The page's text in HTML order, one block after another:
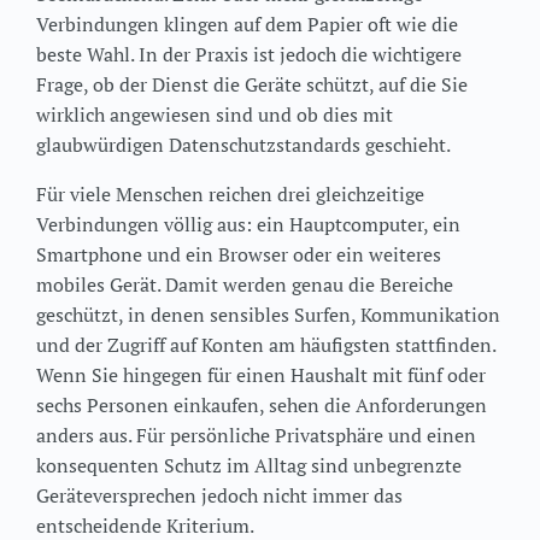
Verbindungen klingen auf dem Papier oft wie die
beste Wahl. In der Praxis ist jedoch die wichtigere
Frage, ob der Dienst die Geräte schützt, auf die Sie
wirklich angewiesen sind und ob dies mit
glaubwürdigen Datenschutzstandards geschieht.
Für viele Menschen reichen drei gleichzeitige
Verbindungen völlig aus: ein Hauptcomputer, ein
Smartphone und ein Browser oder ein weiteres
mobiles Gerät. Damit werden genau die Bereiche
geschützt, in denen sensibles Surfen, Kommunikation
und der Zugriff auf Konten am häufigsten stattfinden.
Wenn Sie hingegen für einen Haushalt mit fünf oder
sechs Personen einkaufen, sehen die Anforderungen
anders aus. Für persönliche Privatsphäre und einen
konsequenten Schutz im Alltag sind unbegrenzte
Geräteversprechen jedoch nicht immer das
entscheidende Kriterium.